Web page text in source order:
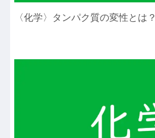
〈化学〉タンパク質の変性とは？